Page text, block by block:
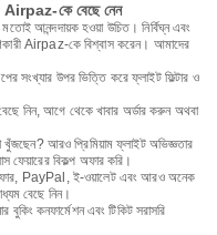
Airpaz-কে বেছে নেন
মতোই আনন্দদায়ক হওয়া উচিত। নির্বিঘ্ন এবং
Airpaz-কে বিশ্বাস করেন। আমাদের
সংখ্যার উপর ভিত্তি করে ফ্লাইট ফিল্টার ও
নিন, আগে থেকে খাবার অর্ডার করুন অথবা
আরও প্রিমিয়াম ফ্লাইট অভিজ্ঞতার
ফেয়ারের বিকল্প অফার করি।
PayPal, ই-ওয়ালেট এবং আরও অনেক
বেছে নিন।
বুকিং কনফার্মেশন এবং টিকিট সরাসরি